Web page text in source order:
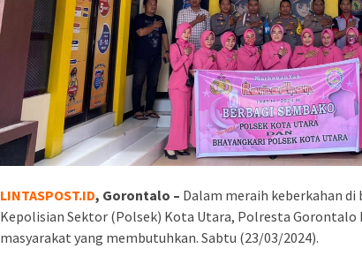
LINTASPOST.ID, Gorontalo – Dalam meraih keberkahan di
Kepolisian Sektor (Polsek) Kota Utara, Polresta Gorontalo
masyarakat yang membutuhkan. Sabtu (23/03/2024).